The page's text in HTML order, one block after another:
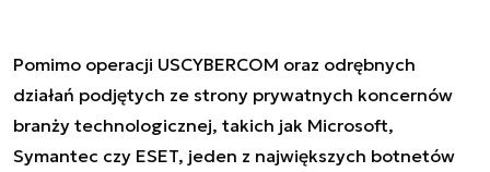
Pomimo operacji USCYBERCOM oraz odrębnych
działań podjętych ze strony prywatnych koncernów
branży technologicznej, takich jak Microsoft,
Symantec czy ESET, jeden z największych botnetów